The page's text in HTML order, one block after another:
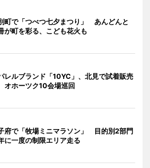
町で「つべつ七夕まつり」 あんどんと
が町を彩る、こども花火も
レルブランド「10YC」、北見で試着販売
ホーツク10会場巡回
府で「牧場ミニマラソン」 目的別2部門
に一度の制限エリア走る